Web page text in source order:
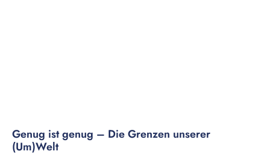
Genug ist genug – Die Grenzen unserer
(Um)Welt